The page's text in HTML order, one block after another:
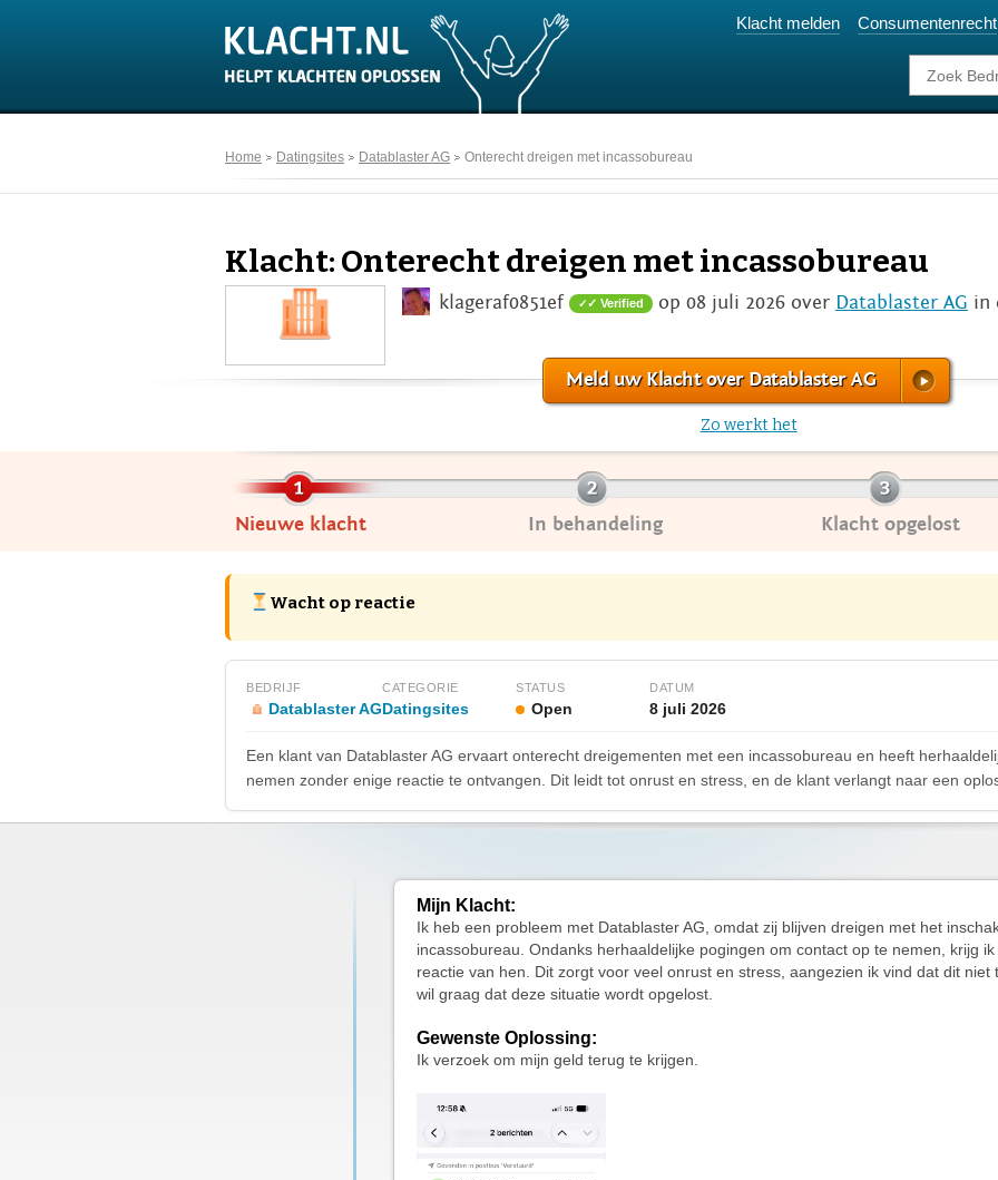
Klacht melden Consumentenrecht
Home Datingsites Datablaster AG Onterecht dreigen met incassobureau
Klacht: Onterecht dreigen met incassobureau
klageraf0851ef ✓ Verified op 08 juli 2026 over Datablaster AG in
Meld uw Klacht over Datablaster AG
Zo werkt het
Nieuwe klacht In behandeling Klacht opgelost
Wacht op reactie
BEDRIJF
Datablaster AG
CATEGORIE
Datingsites
STATUS
Open
DATUM
8 juli 2026
Een klant van Datablaster AG ervaart onterecht dreigementen met een incassobureau en heeft
nemen zonder enige reactie te ontvangen. Dit leidt tot onrust en stress, en de klant verlangt naar een
Mijn Klacht:
Ik heb een probleem met Datablaster AG, omdat zij blijven dreigen met het
incassobureau. Ondanks herhaaldelijke pogingen om contact op te nemen, krijg
reactie van hen. Dit zorgt voor veel onrust en stress, aangezien ik vind dat dit niet
wil graag dat deze situatie wordt opgelost.
Gewenste Oplossing:
Ik verzoek om mijn geld terug te krijgen.